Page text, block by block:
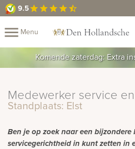
9.5star star star star star_half
9.5
menu Menu
close
Home
Assortiment
Fotoboek
Informatie
Prijzen
Over
Komende zaterdag: Extra
Medewerker service
Standplaats: Elst
Ben je op zoek naar een
servicegerichtheid in kunt zetten in